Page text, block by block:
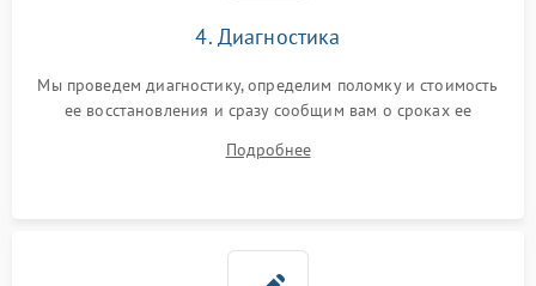
4. Диагностика
Мы проведем диагностику, определим поломку и стоимость
ее восстановления и сразу сообщим вам о сроках ее
Подробнее